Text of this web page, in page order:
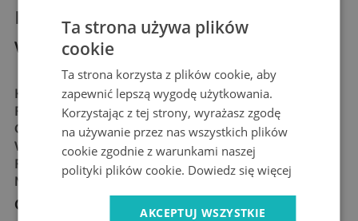
Informacje o produkcie:
Wymiary produktu
KSZTAŁT:okrągły
ROZMIARY:50 cm, 60 cm, 70 cm, 80 cm, 90 cm, 100 cm
GRUBOŚĆ: 4 mm
WYKOŃCZENIE:błyszcząca, gładka powierzchnia
RODZAJ:
z nadrukiem
MATERIAŁ:
szkło hartowane
Cechy produktu
Ta strona używa plików
cookie
Ta strona korzysta z plików cookie, aby
zapewnić lepszą wygodę użytkowania.
Korzystając z tej strony, wyrażasz zgodę
na używanie przez nas wszystkich plików
cookie zgodnie z warunkami naszej
polityki plików cookie. Dowiedz się więcej
AKCEPTUJ WSZYSTKIE